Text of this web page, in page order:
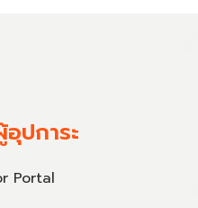
ปการะ
Portal